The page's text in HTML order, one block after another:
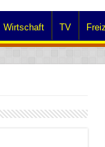
Wirtschaft TV